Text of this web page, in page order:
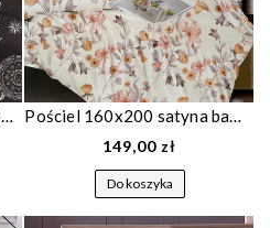
Pościel bawełniana 160x200 czarna w koło zodiakalne 1889 Pościel 160x200 satyna bawełniana w kwiaty 1856
149,00 zł
Do koszyka